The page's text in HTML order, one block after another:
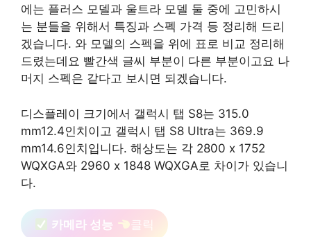
에는 플러스 모델과 울트라 모델 둘 중에 고민하시
는 분들을 위해서 특징과 스펙 가격 등 정리해 드리
겠습니다. 와 모델의 스펙을 위에 표로 비교 정리해
드렸는데요 빨간색 글씨 부분이 다른 부분이고요 나
머지 스펙은 같다고 보시면 되겠습니다.
디스플레이 크기에서 갤럭시 탭 S8는 315.0
mm12.4인치이고 갤럭시 탭 S8 Ultra는 369.9
mm14.6인치입니다. 해상도는 각 2800 x 1752
WQXGA와 2960 x 1848 WQXGA로 차이가 있습니
다.
카메라 성능 클릭